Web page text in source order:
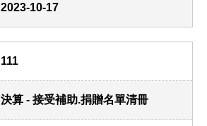
2023-10-17
111
決算 - 接受補助.捐贈名單清冊